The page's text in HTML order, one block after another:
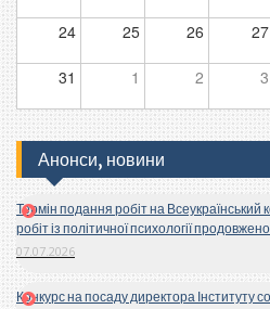
24 25 26 27
31 1 2 3
Анонси, новини
Термін подання робіт на Всеукраїнський
робіт із політичної психології
07.07.2026
Конкурс на посаду директора Інституту